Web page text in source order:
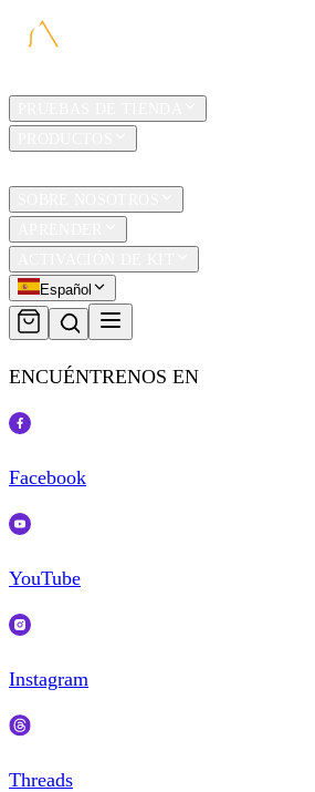
Español
ENCUÉNTRENOS EN
Facebook
YouTube
Instagram
Threads